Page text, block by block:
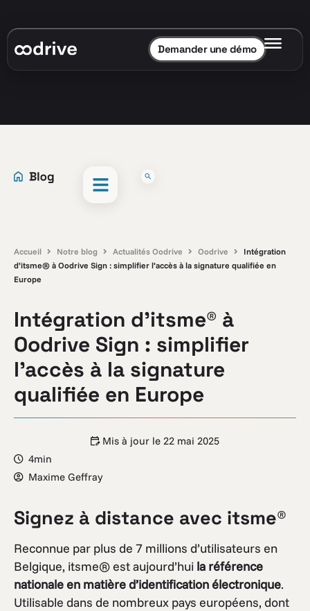
Demander une démo
Accueil Notre blog Actualités Oodrive Oodrive
Intégration
d’itsme® à Oodrive Sign : simplifier l’accès à la signature qualifiée en
Europe
Intégration d’itsme® à
Oodrive Sign : simplifier
l’accès à la signature
qualifiée en Europe
Mis à jour le 22 mai 2025
4min
Maxime Geffray
Signez à distance avec itsme®
Reconnue par plus de 7 millions d’utilisateurs en
Belgique, itsme® est aujourd’hui la référence
nationale en matière d’identification électronique.
Utilisable dans de nombreux pays européens, dont